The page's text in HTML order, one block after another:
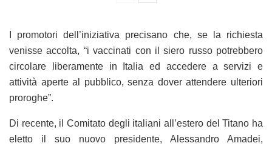
I promotori dell’iniziativa precisano che, se la richiesta
venisse accolta, “i vaccinati con il siero russo potrebbero
circolare liberamente in Italia ed accedere a servizi e
attività aperte al pubblico, senza dover attendere ulteriori
proroghe”.
Di recente, il Comitato degli italiani all’estero del Titano ha
eletto il suo nuovo presidente, Alessandro Amadei,